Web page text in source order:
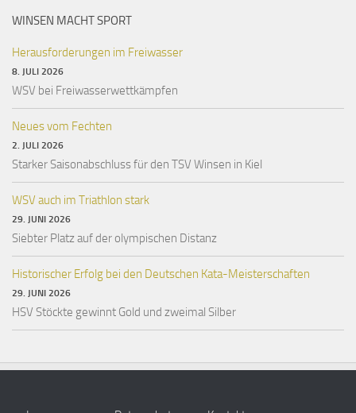
WINSEN MACHT SPORT
Herausforderungen im Freiwasser
8. JULI 2026
WSV bei Freiwasserwettkämpfen
Neues vom Fechten
2. JULI 2026
Starker Saisonabschluss für den TSV Winsen in Kiel
WSV auch im Triathlon stark
29. JUNI 2026
Siebter Platz auf der olympischen Distanz
Historischer Erfolg bei den Deutschen Kata-Meisterschaften
29. JUNI 2026
HSV Stöckte gewinnt Gold und zweimal Silber